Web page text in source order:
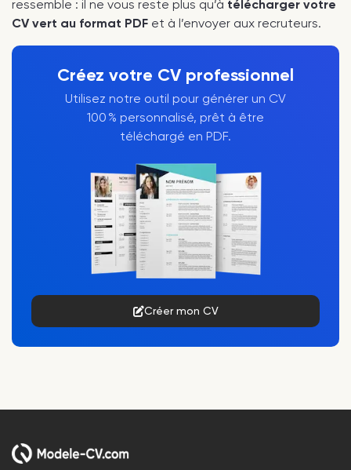
Créez votre CV professionnel
Utilisez notre outil pour générer un CV
100 % personnalisé, prêt à être
téléchargé en PDF.
Créer mon CV
ressemble : il ne vous reste plus qu’à télécharger votre
CV vert au format PDF et à l’envoyer aux recruteurs.